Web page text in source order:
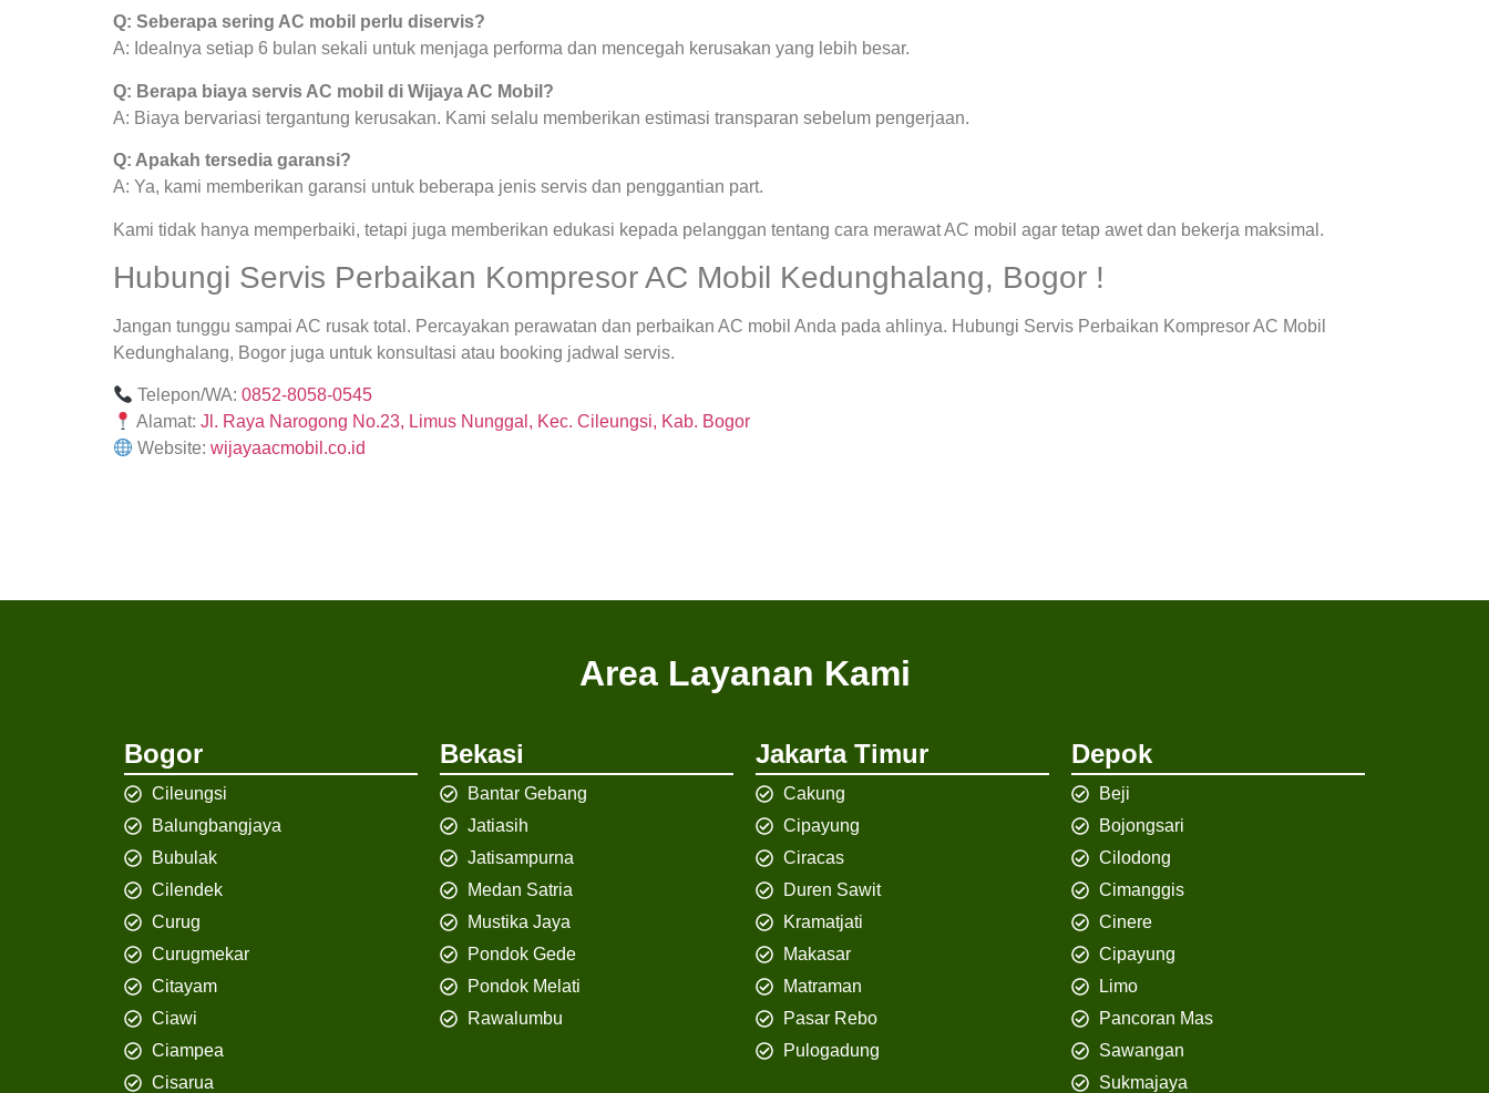
Q: Seberapa sering AC mobil perlu diservis?
A: Idealnya setiap 6 bulan sekali untuk menjaga performa dan mencegah kerusakan yang lebih besar.
Q: Berapa biaya servis AC mobil di Wijaya AC Mobil?
A: Biaya bervariasi tergantung kerusakan. Kami selalu memberikan estimasi transparan sebelum pengerjaan.
Q: Apakah tersedia garansi?
A: Ya, kami memberikan garansi untuk beberapa jenis servis dan penggantian part.
Kami tidak hanya memperbaiki, tetapi juga memberikan edukasi kepada pelanggan tentang cara merawat AC mobil agar tetap awet dan bekerja maksimal.
Hubungi Servis Perbaikan Kompresor AC Mobil Kedunghalang, Bogor !
Jangan tunggu sampai AC rusak total. Percayakan perawatan dan perbaikan AC mobil Anda pada ahlinya. Hubungi Servis Perbaikan Kompresor AC Mobil
Kedunghalang, Bogor juga untuk konsultasi atau booking jadwal servis.
Telepon/WA:0852-8058-0545
Alamat:Jl. Raya Narogong No.23, Limus Nunggal, Kec. Cileungsi, Kab. Bogor
Website:wijayaacmobil.co.id
Area Layanan Kami
Bogor
Cileungsi
Balungbangjaya
Bubulak
Cilendek
Curug
Curugmekar
Citayam
Ciawi
Ciampea
Cisarua
Bekasi
Bantar Gebang
Jatiasih
Jatisampurna
Medan Satria
Mustika Jaya
Pondok Gede
Pondok Melati
Rawalumbu
Jakarta Timur
Cakung
Cipayung
Ciracas
Duren Sawit
Kramatjati
Makasar
Matraman
Pasar Rebo
Pulogadung
Depok
Beji
Bojongsari
Cilodong
Cimanggis
Cinere
Cipayung
Limo
Pancoran Mas
Sawangan
Sukmajaya